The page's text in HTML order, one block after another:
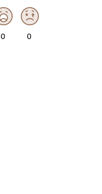
0 0